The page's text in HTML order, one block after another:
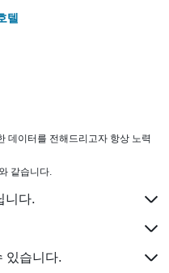
텔
데이터를 전해드리고자 항상 노력
같습니다.
니다.
있습니다.